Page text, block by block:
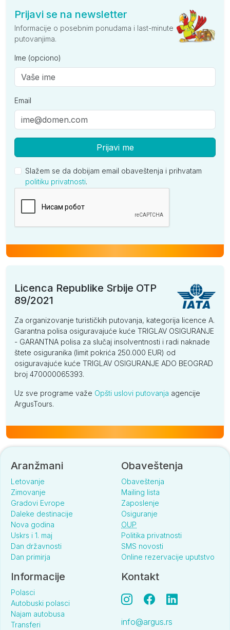
Prijavi se na newsletter
Informacije o posebnim ponudama i last-minute
putovanjima.
Ime (opciono)
Email
Prijavi me
Slažem se da dobijam email obaveštenja i prihvatam
politiku privatnosti.
Licenca Republike Srbije OTP
89/2021
Za organizovanje turističkih putovanja, kategorija licence A.
Garantna polisa osiguravajuće kuće TRIGLAV OSIGURANJE
- GARANTNA polisa za slučaj insolventnosti i radi naknade
štete osiguranika (limit pokrića 250.000 EUR) od
osiguravajuće kuće TRIGLAV OSIGURANJE ADO BEOGRAD
broj 470000065393.
Uz sve programe važe Opšti uslovi putovanja agencije
ArgusTours.
Aranžmani
Letovanje
Zimovanje
Gradovi Evrope
Daleke destinacije
Nova godina
Uskrs i 1. maj
Dan državnosti
Dan primirja
Obaveštenja
Obaveštenja
Mailing lista
Zaposlenje
Osiguranje
OUP
Politika privatnosti
SMS novosti
Online rezervacije uputstvo
Informacije
Polasci
Autobuski polasci
Najam autobusa
Transferi
Kontakt
info@argus.rs